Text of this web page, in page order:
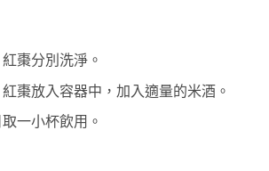
棗分別洗淨。
棗放入容器中，加入適量的米酒。
一小杯飲用。